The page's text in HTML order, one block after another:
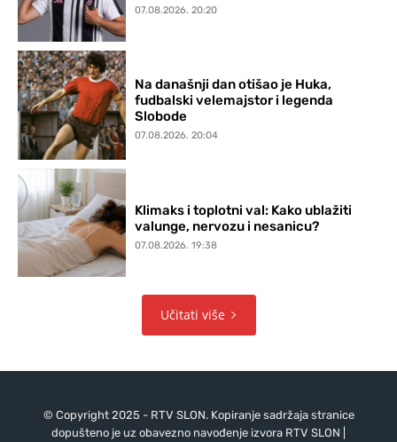
07.08.2026. 20:20
Na današnji dan otišao je Huka,
fudbalski velemajstor i legenda
Slobode
07.08.2026. 20:04
Klimaks i toplotni val: Kako ublažiti
valunge, nervozu i nesanicu?
07.08.2026. 19:38
Učitati više
© Copyright 2025 - RTV SLON. Kopiranje sadržaja stranice
dopušteno je uz obavezno navođenje izvora RTV SLON |